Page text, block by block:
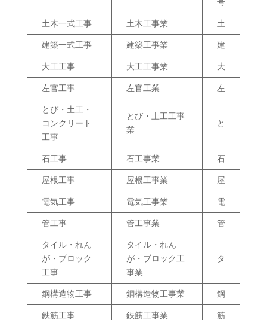
土木一式工事 土木工事業 土
建築一式工事 建築工事業 建
大工工事 大工工事業 大
左官工事 左官工業 左
とび・土工・
コンクリート
工事
とび・土工工事
業
と
石工事 石工事業 石
屋根工事 屋根工事業 屋
電気工事 電気工事業 電
管工事 管工事業 管
タイル・れん
が・ブロック
工事
タイル・れん
が・ブロック工
事業
タ
鋼構造物工事 鋼構造物工事業 鋼
鉄筋工事 鉄筋工事業 筋